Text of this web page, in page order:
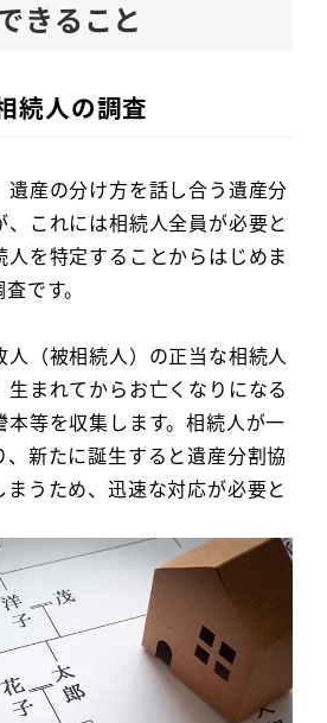
きること
続人の調査
遺産の分け方を話し合う遺産分
これには相続人全員が必要と
を特定することからはじめま
です。
（被相続人）の正当な相続人
まれてからお亡くなりになる
本等を収集します。相続人が一
、新たに誕生すると遺産分割協
うため、迅速な対応が必要と